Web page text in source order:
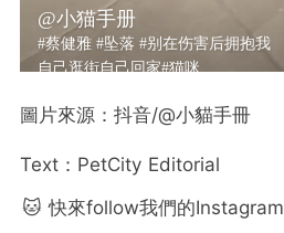
圖片來源：抖音/@小貓手冊
Text：PetCity Editorial
🐱 快來follow我們的Instagram